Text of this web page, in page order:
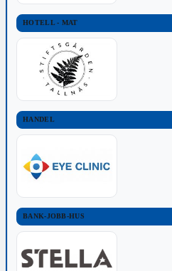
HOTELL - MAT
HANDEL
BANK-JOBB-HUS